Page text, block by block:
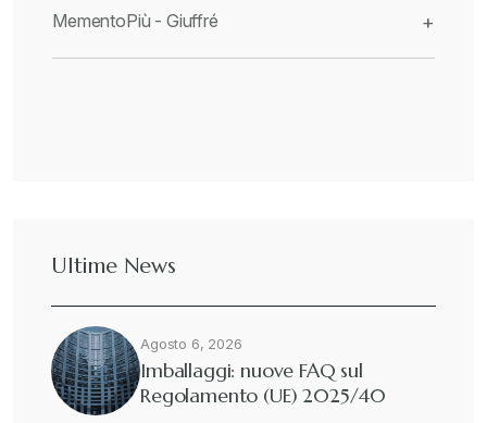
MementoPiù - Giuffré +
Ultime News
Agosto 6, 2026
Imballaggi: nuove FAQ sul
Regolamento (UE) 2025/40